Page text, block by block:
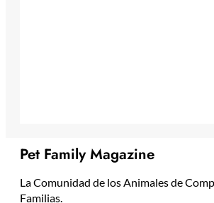
Pet Family Magazine
La Comunidad de los Animales de
Familias.